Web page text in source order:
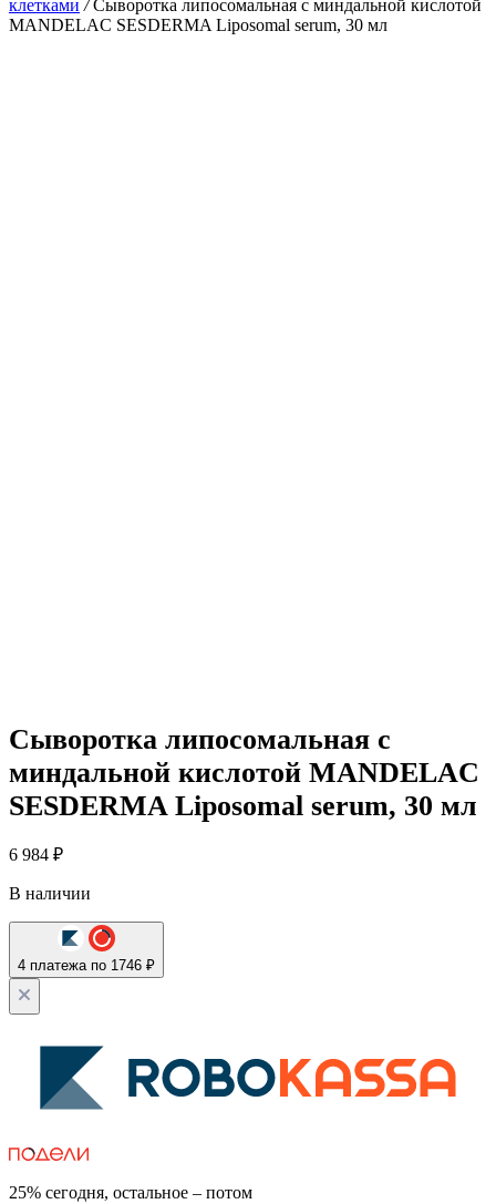
клетками /Сыворотка липосомальная с миндальной кислотой
MANDELAC SESDERMA Liposomal serum, 30 мл
Сыворотка липосомальная с
миндальной кислотой MANDELAC
SESDERMA Liposomal serum, 30 мл
6 984 ₽
В наличии
4 платежа по 1746 ₽
25% сегодня, остальное – потом